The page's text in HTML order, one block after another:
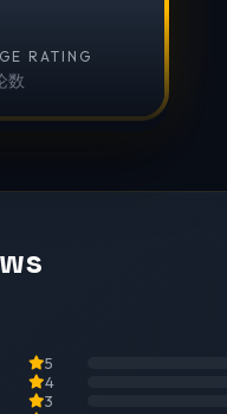
RATING
数
5
4
3